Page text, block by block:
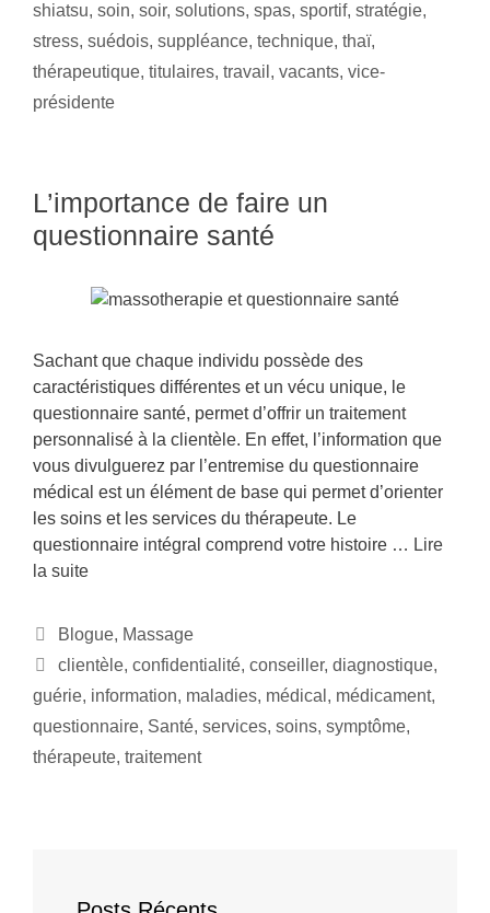
shiatsu, soin, soir, solutions, spas, sportif, stratégie,
stress, suédois, suppléance, technique, thaï,
thérapeutique, titulaires, travail , vacants, vice-
présidente
L’importance de faire un
questionnaire santé
Sachant que chaque individu possède des
caractéristiques différentes et un vécu unique, le
questionnaire santé, permet d’offrir un traitement
personnalisé à la clientèle. En effet, l’information que
vous divulguerez par l’entremise du questionnaire
médical est un élément de base qui permet d’orienter
les soins et les services du thérapeute. Le
questionnaire intégral comprend votre histoire … Lire
la suite
Catégories
Blogue, Massage
Étiquettes
clientèle, confidentialité, conseiller, diagnostique,
guérie, information, maladies, médical , médicament,
questionnaire, Santé, services, soins, symptôme,
thérapeute, traitement